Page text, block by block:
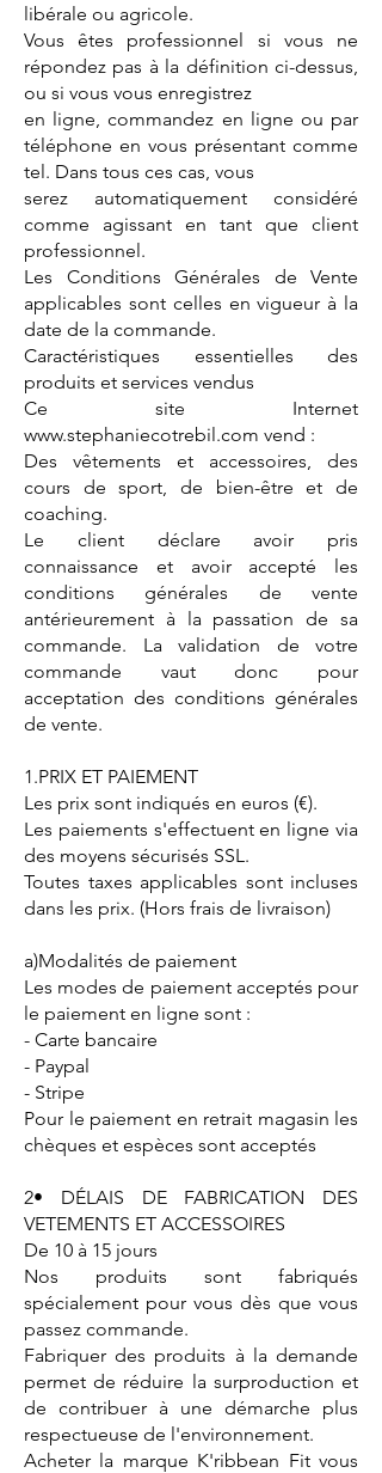
libérale ou agricole.
Vous êtes professionnel si vous ne
répondez pas à la définition ci-dessus,
ou si vous vous enregistrez
en ligne, commandez en ligne ou par
téléphone en vous présentant comme
tel. Dans tous ces cas, vous
serez automatiquement considéré
comme agissant en tant que client
professionnel.
Les Conditions Générales de Vente
applicables sont celles en vigueur à la
date de la commande.
Caractéristiques essentielles des
produits et services vendus
Ce site Internet
www.stephaniecotrebil.com vend :
Des vêtements et accessoires, des
cours de sport, de bien-être et de
coaching.
Le client déclare avoir pris
connaissance et avoir accepté les
conditions générales de vente
antérieurement à la passation de sa
commande. La validation de votre
commande vaut donc pour
acceptation des conditions générales
de vente.
1.PRIX ET PAIEMENT
Les prix sont indiqués en euros (€).
Les paiements s'effectuent en ligne via
des moyens sécurisés SSL.
Toutes taxes applicables sont incluses
dans les prix. (Hors frais de livraison)
a)Modalités de paiement
Les modes de paiement acceptés pour
le paiement en ligne sont :
- Carte bancaire
- Paypal
- Stripe
Pour le paiement en retrait magasin les
chèques et espèces sont acceptés
2• DÉLAIS DE FABRICATION DES
VETEMENTS ET ACCESSOIRES
De 10 à 15 jours
Nos produits sont fabriqués
spécialement pour vous dès que vous
passez commande.
Fabriquer des produits à la demande
permet de réduire la surproduction et
de contribuer à une démarche plus
respectueuse de l'environnement.
Acheter la marque K'ribbean Fit vous